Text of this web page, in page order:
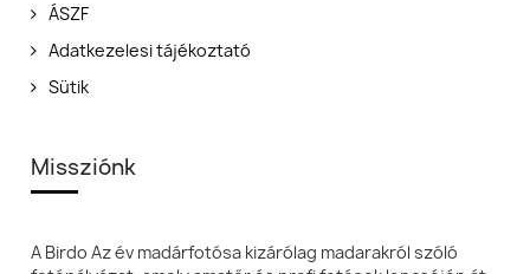
ÁSZF
Adatkezelesi tájékoztató
Sütik
Missziónk
A Birdo Az év madárfotósa kizárólag madarakról szóló